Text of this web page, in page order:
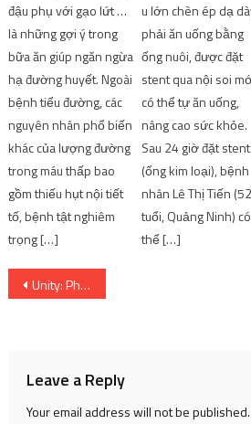
đậu phụ với gạo lứt …
là những gợi ý trong
bữa ăn giúp ngăn ngừa
hạ đường huyết. Ngoài
bệnh tiểu đường, các
nguyên nhân phổ biến
khác của lượng đường
trong máu thấp bao
gồm thiếu hụt nội tiết
tố, bệnh tật nghiêm
trọng […]
u lớn chèn ép dạ
phải ăn uống bằng
ống nuôi, được đặt
stent qua nội soi
có thể tự ăn uống,
nâng cao sức khỏe.
Sau 24 giờ đặt stent
(ống kim loại), bệnh
nhân Lê Thị Tiến (52
tuổi, Quảng Ninh) có
thể […]
Post
Unity: Phần lớn game thủ chọn chơi Multiplayer | SharingFunVN
Leave a Reply
Your email address will not be published.